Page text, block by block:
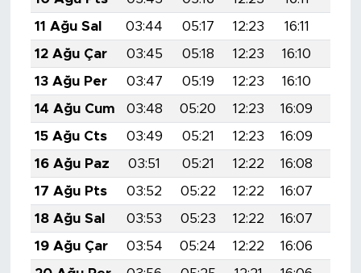
11 Ağu Sal
03:44 05:17 12:23 16:11
12 Ağu Çar
03:45 05:18 12:23 16:10
13 Ağu Per
03:47 05:19 12:23 16:10
14 Ağu Cum
03:48 05:20 12:23 16:09
15 Ağu Cts
03:49 05:21 12:23 16:09
16 Ağu Paz
03:51 05:21 12:22 16:08
17 Ağu Pts
03:52 05:22 12:22 16:07
18 Ağu Sal
03:53 05:23 12:22 16:07
19 Ağu Çar
03:54 05:24 12:22 16:06